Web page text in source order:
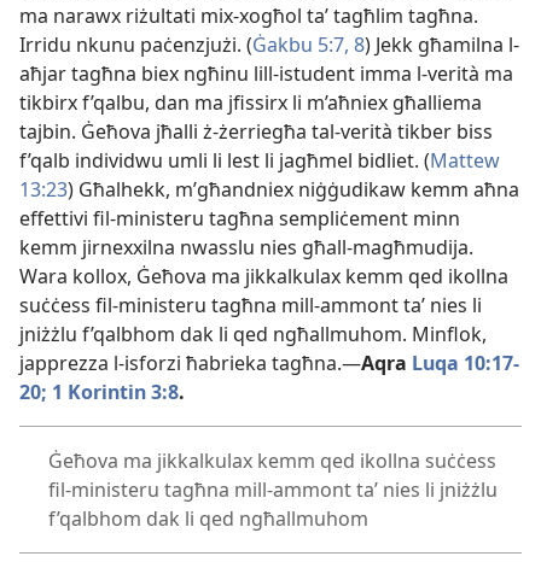
ma narawx riżultati mix-xogħol taʼ tagħlim tagħna.
Irridu nkunu paċenzjużi. (Ġakbu 5:7, 8) Jekk għamilna l-
aħjar tagħna biex ngħinu lill-istudent imma l-verità ma
tikbirx f’qalbu, dan ma jfissirx li m’aħniex għalliema
tajbin. Ġeħova jħalli ż-żerriegħa tal-verità tikber biss
f’qalb individwu umli li lest li jagħmel bidliet. (Mattew
13:23) Għalhekk, m’għandniex niġġudikaw kemm aħna
effettivi fil-ministeru tagħna sempliċement minn
kemm jirnexxilna nwasslu nies għall-magħmudija.
Wara kollox, Ġeħova ma jikkalkulax kemm qed ikollna
suċċess fil-ministeru tagħna mill-ammont taʼ nies li
jniżżlu f’qalbhom dak li qed ngħallmuhom. Minflok,
japprezza l-isforzi ħabrieka tagħna.—Aqra Luqa 10:17-
20; 1 Korintin 3:8.
Ġeħova ma jikkalkulax kemm qed ikollna suċċess
fil-ministeru tagħna mill-ammont taʼ nies li jniżżlu
f’qalbhom dak li qed ngħallmuhom